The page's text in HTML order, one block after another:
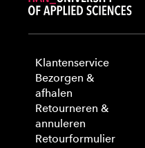
Klantenservice
Bezorgen &
afhalen
Retourneren &
annuleren
Retourformulier